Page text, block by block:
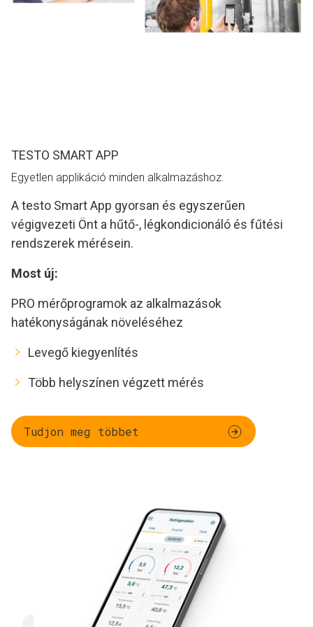
TESTO SMART APP
Egyetlen applikáció minden alkalmazáshoz.
A testo Smart App gyorsan és egyszerűen
végigvezeti Önt a hűtő-, légkondicionáló és fűtési
rendszerek mérésein.
Most új:
PRO mérőprogramok az alkalmazások
hatékonyságának növeléséhez
Levegő kiegyenlítés
Több helyszínen végzett mérés
Tudjon meg többet